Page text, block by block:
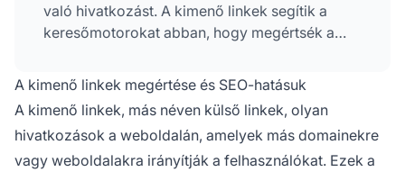
való hivatkozást. A kimenő linkek segítik a
keresőmotorokat abban, hogy megértsék a
felhasználói élményt értékes kiegészítő
információk biztosításával, és stratégiai
alkalmazás esetén pozitív összefüggést
mutathatnak a magasabb Google-
rangsorolással.
A kimenő linkek megértése és SEO-hatásuk
A kimenő linkek, más néven külső linkek, olyan
hivatkozások a weboldalán, amelyek más domainekre
vagy weboldalakra irányítják a felhasználókat. Ezek a